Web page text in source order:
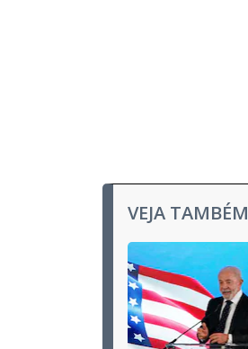
VEJA TAMBÉM